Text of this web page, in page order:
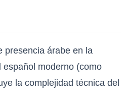
presencia árabe en la
moderno (como
la complejidad técnica del